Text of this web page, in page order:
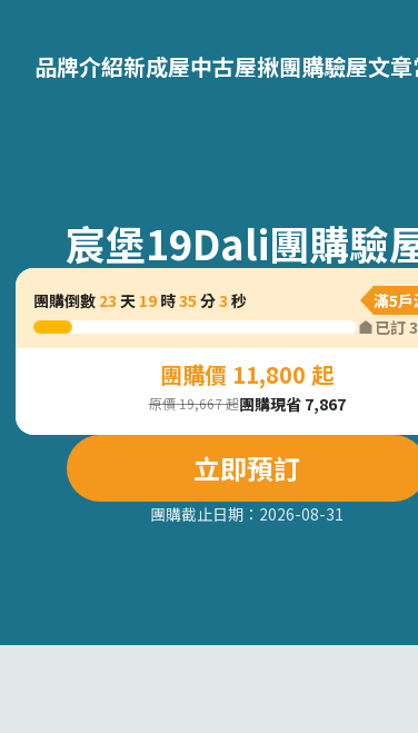
品牌介紹新成屋中古屋揪團購驗屋文章
宸堡19Dali團購驗
團購倒數 23 天 19 時35 分2 秒
滿5
已訂3
團購價 11,800 起
原價 19,667 起團購現省 7,867
立即預訂
團購截止日期： 2026-08-31